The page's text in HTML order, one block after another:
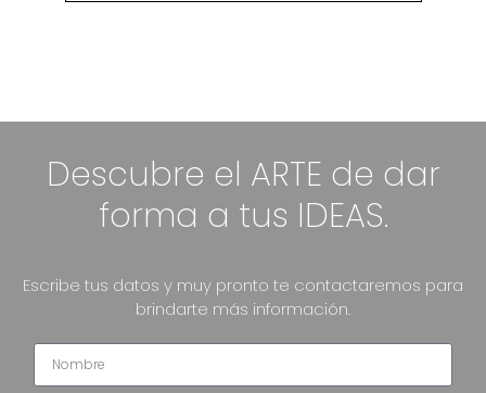
Descubre el ARTE de dar
forma a tus IDEAS.
Escribe tus datos y muy pronto te contactaremos para
brindarte más información.